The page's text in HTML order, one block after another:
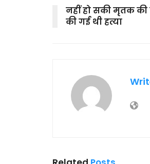
नहीं हो सकी मृतक
की गई थी हत्या